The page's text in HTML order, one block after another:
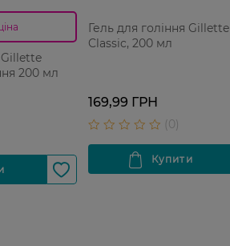
Gillette
200 мл
Гель для гоління Gillette
Classic, 200 мл
169,99 ГРН